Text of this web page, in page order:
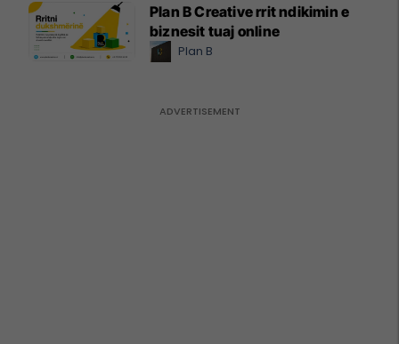
Plan B Creative rrit ndikimin e
biznesit tuaj online
Plan B